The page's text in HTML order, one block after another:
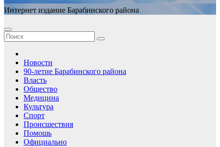
Интернет издание Барабинского района
Новости
90-летие Барабинского района
Власть
Общество
Медицина
Культура
Спорт
Происшествия
Помошь
Официально